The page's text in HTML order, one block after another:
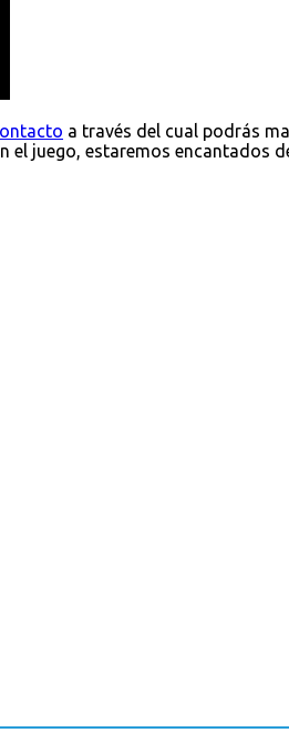
a través del cual podrás
juego, estaremos encantados